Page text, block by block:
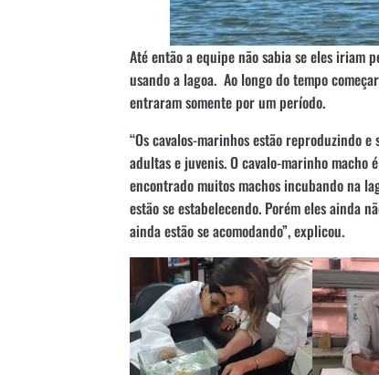
Até então a equipe não sabia se eles iriam
usando a lagoa. Ao longo do tempo
entraram somente por um período.
“Os cavalos-marinhos estão reproduzindo
adultas e juvenis. O cavalo-marinho macho
encontrado muitos machos incubando na
estão se estabelecendo. Porém eles ainda
ainda estão se acomodando”, explicou.